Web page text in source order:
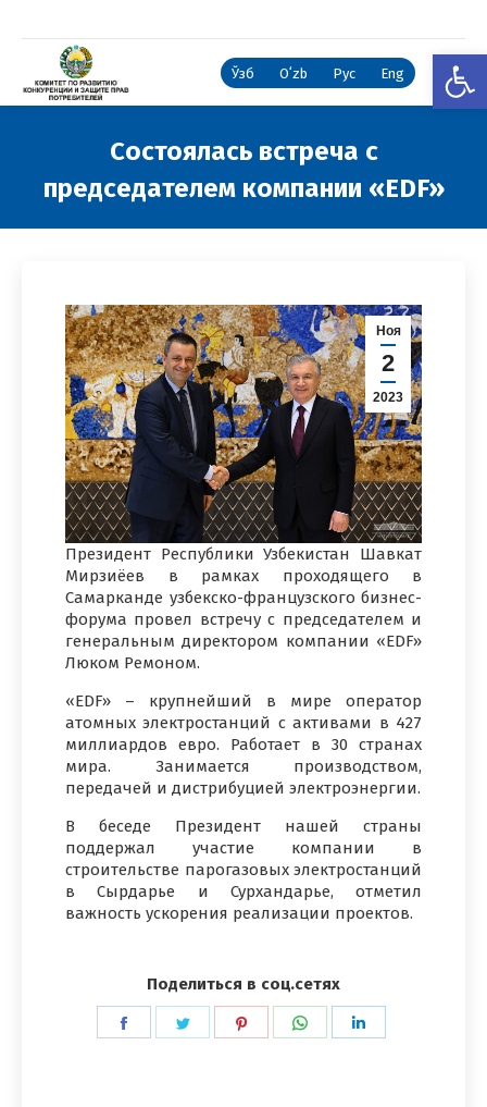
Ўзб Oʻzb Рус Eng
Состоялась встреча с
председателем компании «EDF»
Ноя
2
2023
Президент Республики Узбекистан Шавкат
Мирзиёев в рамках проходящего в
Самарканде узбекско-французского бизнес-
форума провел встречу с председателем и
генеральным директором компании «EDF»
Люком Ремоном.
«EDF» – крупнейший в мире оператор
атомных электростанций c активами в 427
миллиардов евро. Работает в 30 странах
мира. Занимается производством,
передачей и дистрибуцией электроэнергии.
В беседе Президент нашей страны
поддержал участие компании в
строительстве парогазовых электростанций
в Сырдарье и Сурхандарье, отметил
важность ускорения реализации проектов.
Поделиться в соц.сетях
ПоделитьсяПоделитьсяПоделитьсяПоделиться